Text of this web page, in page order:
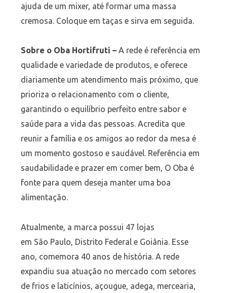
ajuda de um mixer, até formar uma massa
cremosa. Coloque em taças e sirva em seguida.
Sobre o Oba Hortifruti – A rede é referência em
qualidade e variedade de produtos, e oferece
diariamente um atendimento mais próximo, que
prioriza o relacionamento com o cliente,
garantindo o equilíbrio perfeito entre sabor e
saúde para a vida das pessoas. Acredita que
reunir a família e os amigos ao redor da mesa é
um momento gostoso e saudável. Referência em
saudabilidade e prazer em comer bem, O Oba é
fonte para quem deseja manter uma boa
alimentação.
Atualmente, a marca possui 47 lojas
em São Paulo, Distrito Federal e Goiânia. Esse
ano, comemora 40 anos de história. A rede
expandiu sua atuação no mercado com setores
de frios e laticínios, açougue, adega, mercearia,